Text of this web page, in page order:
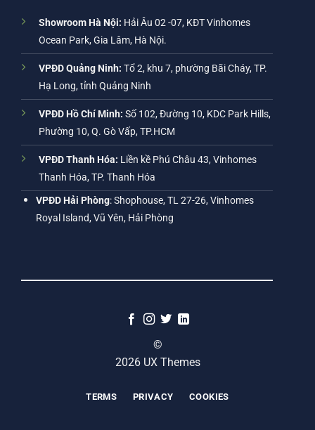
Showroom Hà Nội: Hải Âu 02 -07, KĐT Vinhomes
Ocean Park, Gia Lâm, Hà Nội.
VPĐD Quảng Ninh: Tổ 2, khu 7, phường Bãi Cháy, TP.
Hạ Long, tỉnh Quảng Ninh
VPĐD Hồ Chí Minh: Số 102, Đường 10, KDC Park Hills,
Phường 10, Q. Gò Vấp, TP.HCM
VPĐD Thanh Hóa: Liền kề Phú Châu 43, Vinhomes
Thanh Hóa, TP. Thanh Hóa
VPĐD Hải Phòng: Shophouse, TL 27-26, Vinhomes
Royal Island, Vũ Yên, Hải Phòng
©
2026 UX Themes
TERMS PRIVACY COOKIES